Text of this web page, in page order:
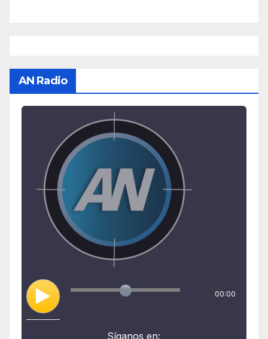
AN Radio
00:00
Síganos en: